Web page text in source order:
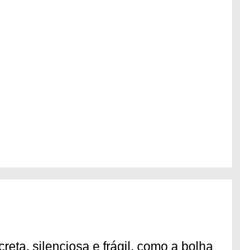
silenciosa e frágil, como a bolha